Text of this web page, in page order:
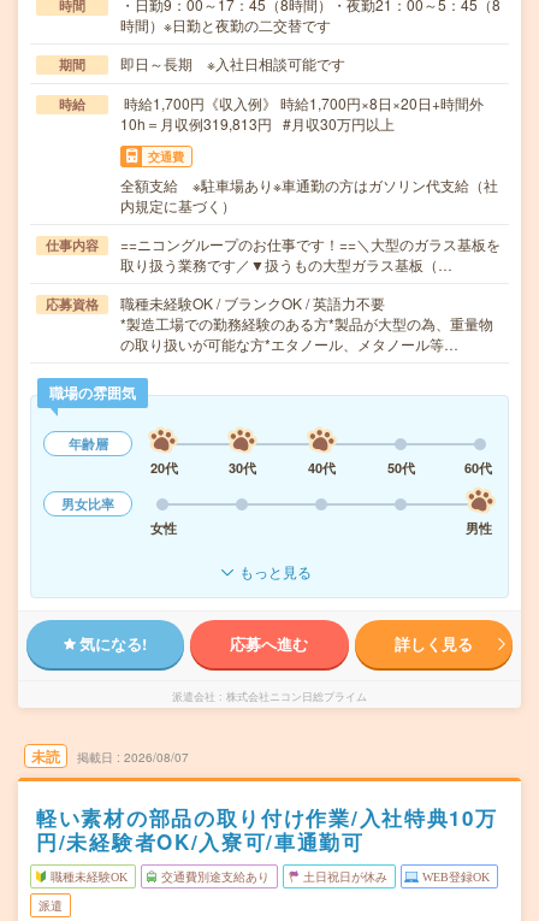
時間
・日勤9：00～17：45（8時間）・夜勤21：00～5：45（8
時間）※日勤と夜勤の二交替です
期間 即日～長期 ※入社日相談可能です
時給
時給1,700円《収入例》 時給1,700円×8日×20日+時間外
10h＝月収例319,813円 #月収30万円以上
交通費
全額支給 ※駐車場あり※車通勤の方はガソリン代支給（社
内規定に基づく）
仕事内容
==ニコングループのお仕事です！==＼大型のガラス基板を
取り扱う業務です／▼扱うもの大型ガラス基板（…
応募資格
職種未経験OK / ブランクOK / 英語力不要
*製造工場での勤務経験のある方*製品が大型の為、重量物
の取り扱いが可能な方*エタノール、メタノール等…
職場の雰囲気
年齢層
20代
30代 40代 50代
60代
男女比率
女性
男性
もっと見る
気になる! 応募へ進む 詳しく見る
派遣会社 株式会社ニコン日総プライム
未読 掲載日 2026/08/07
軽い素材の部品の取り付け作業/入社特典10万
円/未経験者OK/入寮可/車通勤可
職種未経験OK 交通費別途支給あり 土日祝日が休み WEB登録OK
派遣